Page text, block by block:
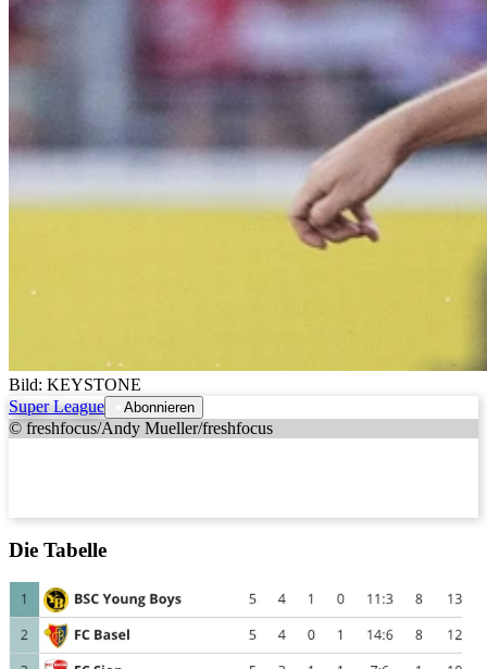
Bild: KEYSTONE
Super League
Abonnieren
© freshfocus/Andy Mueller/freshfocus
Die Tabelle